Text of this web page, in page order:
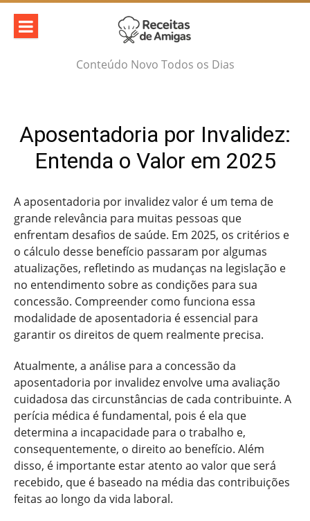
Skip
content
Conteúdo Novo Todos os Dias
Aposentadoria por Invalidez:
Entenda o Valor em 2025
A aposentadoria por invalidez valor é um tema de
grande relevância para muitas pessoas que
enfrentam desafios de saúde. Em 2025, os critérios e
o cálculo desse benefício passaram por algumas
atualizações, refletindo as mudanças na legislação e
no entendimento sobre as condições para sua
concessão. Compreender como funciona essa
modalidade de aposentadoria é essencial para
garantir os direitos de quem realmente precisa.
Atualmente, a análise para a concessão da
aposentadoria por invalidez envolve uma avaliação
cuidadosa das circunstâncias de cada contribuinte. A
perícia médica é fundamental, pois é ela que
determina a incapacidade para o trabalho e,
consequentemente, o direito ao benefício. Além
disso, é importante estar atento ao valor que será
recebido, que é baseado na média das contribuições
feitas ao longo da vida laboral.